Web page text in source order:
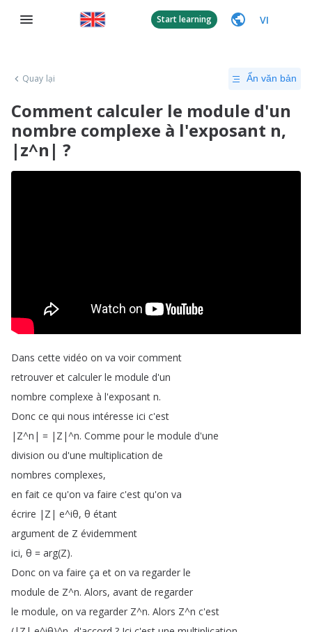
Start learning VI
Quay lại Ẩn văn bản
Comment calculer le module d'un
nombre complexe à l'exposant n,
|z^n| ?
Dans cette vidéo on va voir comment
retrouver et calculer le module d'un
nombre complexe à l'exposant n.
Donc ce qui nous intéresse ici c'est
|Z^n| = |Z|^n. Comme pour le module d'une
division ou d'une multiplication de
nombres complexes,
en fait ce qu'on va faire c'est qu'on va
écrire |Z| e^iθ, θ étant
argument de Z évidemment
ici, θ = arg(Z).
Donc on va faire ça et on va regarder le
module de Z^n. Alors, avant de regarder
le module, on va regarder Z^n. Alors Z^n c'est